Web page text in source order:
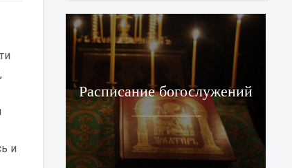
и
Расписание богослужений